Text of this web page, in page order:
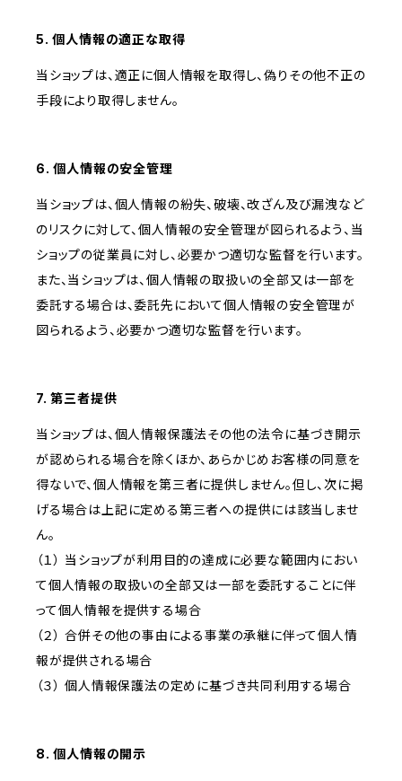
5. 個人情報の適正な取得
当ショップは、適正に個人情報を取得し、偽りその他不正の
手段により取得しません。
6. 個人情報の安全管理
当ショップは、個人情報の紛失、破壊、改ざん及び漏洩など
のリスクに対して、個人情報の安全管理が図られるよう、当
ショップの従業員に対し、必要かつ適切な監督を行います。
また、当ショップは、個人情報の取扱いの全部又は一部を
委託する場合は、委託先において個人情報の安全管理が
図られるよう、必要かつ適切な監督を行います。
7. 第三者提供
当ショップは、個人情報保護法その他の法令に基づき開示
が認められる場合を除くほか、あらかじめお客様の同意を
得ないで、個人情報を第三者に提供しません。但し、次に掲
げる場合は上記に定める第三者への提供には該当しませ
ん。
（１） 当ショップが利用目的の達成に必要な範囲内におい
て個人情報の取扱いの全部又は一部を委託することに伴
って個人情報を提供する場合
（２） 合併その他の事由による事業の承継に伴って個人情
報が提供される場合
（３） 個人情報保護法の定めに基づき共同利用する場合
8. 個人情報の開示